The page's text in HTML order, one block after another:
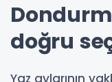
doğru
Yaz aylarının